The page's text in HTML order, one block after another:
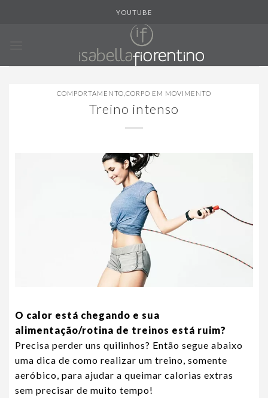
YOUTUBE
COMPORTAMENTO CORPO EM MOVIMENTO
Treino intenso
O calor está chegando e sua
alimentação/rotina de treinos está ruim?
Precisa perder uns quilinhos? Então segue abaixo
uma dica de como realizar um treino, somente
aeróbico, para ajudar a queimar calorias extras
sem precisar de muito tempo!